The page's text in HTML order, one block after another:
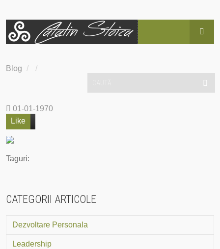
POVESTEA LUI CĂTĂLIN
SERVICII
EVENIMENTE
CONTACT
Blog / /
01-01-1970
Like
Taguri:
CATEGORII ARTICOLE
Dezvoltare Personala
Leadership